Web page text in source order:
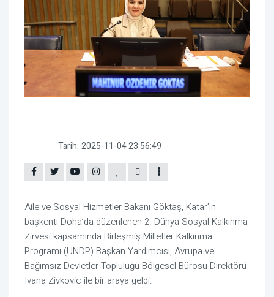
Tarih: 2025-11-04 23:56:49
Aile ve Sosyal Hizmetler Bakanı Göktaş, Katar’ın
başkenti Doha’da düzenlenen 2. Dünya Sosyal Kalkınma
Zirvesi kapsamında Birleşmiş Milletler Kalkınma
Programı (UNDP) Başkan Yardımcısı, Avrupa ve
Bağımsız Devletler Topluluğu Bölgesel Bürosu Direktörü
Ivana Zivkovic ile bir araya geldi.